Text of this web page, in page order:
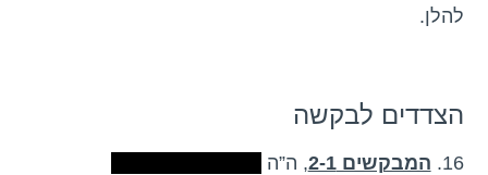
להלן.
הצדדים לבקשה
16. המבקשים 2-1 , ה”ה